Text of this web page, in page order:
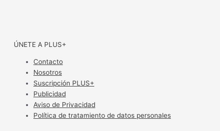
ÚNETE A PLUS+
Contacto
Nosotros
Suscripción PLUS+
Publicidad
Aviso de Privacidad
Política de tratamiento de datos personales